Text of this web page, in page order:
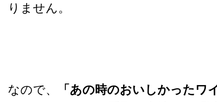
りません。
なので、
「あの時のおいしかったワ